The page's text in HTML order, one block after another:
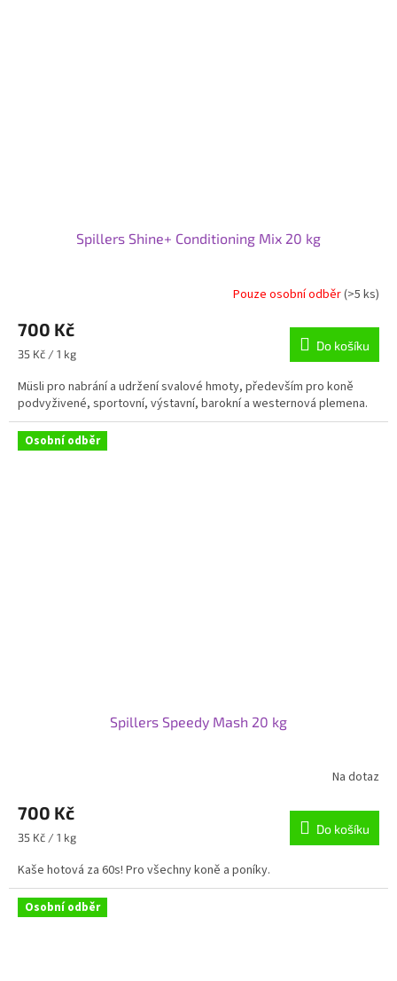
Spillers Shine+ Conditioning Mix 20 kg
produktu
je
4,5
z
5
hvězdiček.
Pouze osobní odběr(>5 ks)
700 Kč
Měrná
35 Kč / 1 kg
Do košíku
Müsli pro nabrání a udržení svalové hmoty, především pro koně
podvyživené, sportovní, výstavní, barokní a westernová plemena.
Osobní odběr
Spillers Speedy Mash 20 kg
Na dotaz
700 Kč
Měrná
35 Kč / 1 kg
Do košíku
Kaše hotová za 60s! Pro všechny koně a poníky.
Osobní odběr